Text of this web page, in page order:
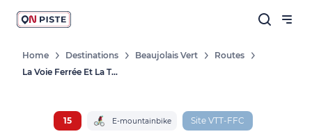
Home Destinations Beaujolais Vert
Routes
La Voie Ferrée Et La Turdine Via Les Sauvages (VTTAE)
15 E-mountainbike Site VTT-FFC